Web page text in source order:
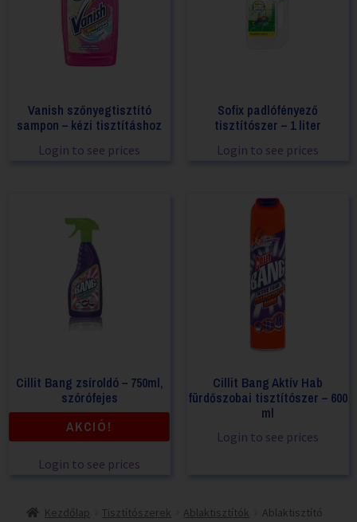
Vanish szőnyegtisztító
sampon – kézi tisztításhoz
Login to see prices
Sofix padlófényező
tisztítószer – 1 liter
Login to see prices
Cillit Bang zsíroldó – 750ml,
szórófejes
AKCIÓ!
Login to see prices
Cillit Bang Aktív Hab
fürdőszobai tisztítószer – 600
ml
Login to see prices
Kezdőlap Tisztítószerek Ablaktisztítók
Ablaktisztító